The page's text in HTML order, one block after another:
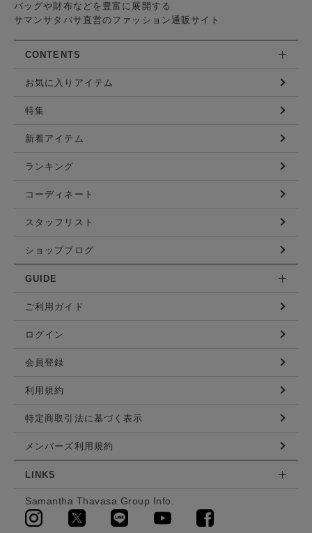
バッグや財布などを豊富に展開する
サマンサタバサ直営のファッション通販サイト
CONTENTS
お気に入りアイテム
特集
新着アイテム
ランキング
コーディネート
スタッフリスト
ショップブログ
GUIDE
ご利用ガイド
ログイン
会員登録
利用規約
特定商取引法に基づく表示
メンバーズ利用規約
LINKS
Samantha Thavasa Group Info.